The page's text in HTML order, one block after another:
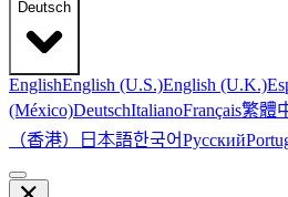
Deutsch
EnglishEnglish (U.S.)English (U.K.)
(México)DeutschItalianoFrançais繁體
（香港） 日本語한국어Русский